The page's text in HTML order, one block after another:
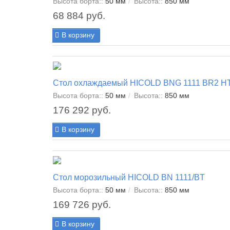
68 884 руб.
В корзину
Стол охлаждаемый HICOLD BNG 1111 BR2
Высота борта:: 50 мм Высота:: 850 мм
176 292 руб.
В корзину
Стол морозильный HICOLD BN 1111/BT
Высота борта:: 50 мм Высота:: 850 мм
169 726 руб.
В корзину